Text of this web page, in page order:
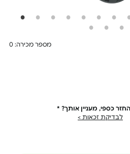
מספר מכירה: 0
עד 15% החזר כספי על
לבדיקת זכאות >